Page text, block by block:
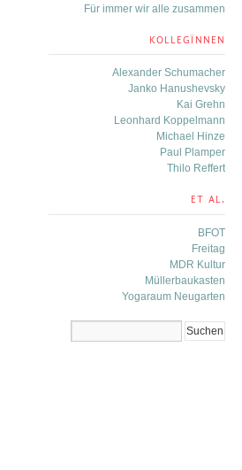
Für immer wir alle zusammen
KOLLEGÏNNEN
Alexander Schumacher
Janko Hanushevsky
Kai Grehn
Leonhard Koppelmann
Michael Hinze
Paul Plamper
Thilo Reffert
ET AL.
BFOT
Freitag
MDR Kultur
Müllerbaukasten
Yogaraum Neugarten